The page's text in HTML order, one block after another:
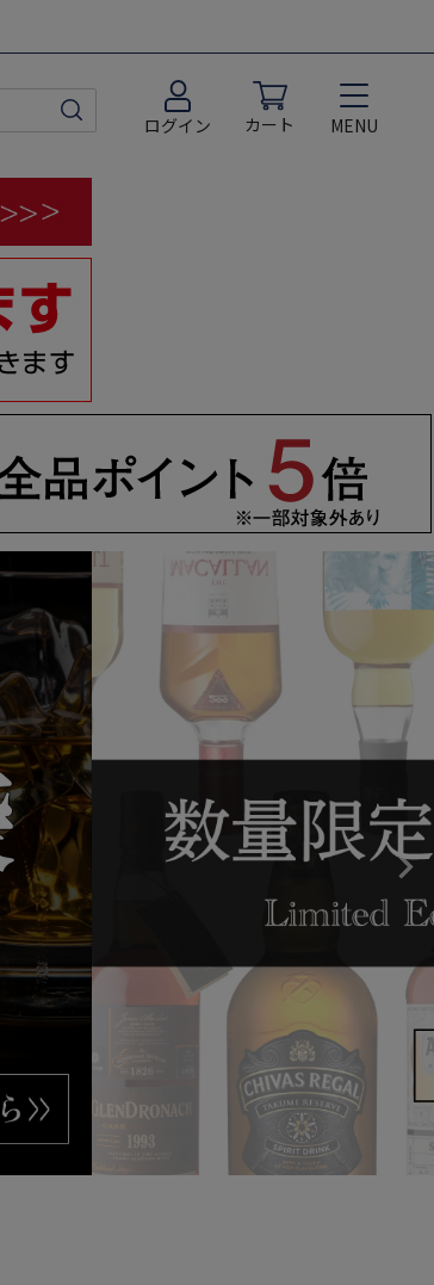
ログイン カート MENU